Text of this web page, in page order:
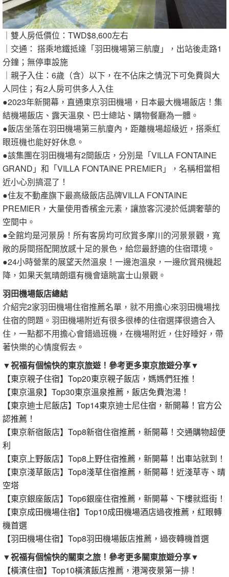
｜雙人房低價位：TWD$8,600左右
｜交通： 搭乘地鐵抵達「羽田機場第三航廈」，出站後走路1
分鐘；無停車設施
｜親子入住：6歲（含）以下，在不佔床之情況下可免費與大
人同住；有2人房可供多人入住
●2023年新開幕，直通東京羽田機場，日本最大機場飯店！集
結機場飯店、露天溫泉、巴士總站、購物餐廳為一體。
●飯店坐落在羽田機場第三航廈內，距離機場超級近，搭乘紅
眼班機也能好好休息。
●該集團在羽田機場有2間飯店，分別是「VILLA FONTAINE
GRAND」和「VILLA FONTAINE PREMIER」，名稱相當相
近小心別搞混了！
●住友不動產旗下最高級飯店品牌VILLA FONTAINE
PREMIER，大量使用香檳金元素，讓旅客沉浸於低調奢華的
空間中。
●全館均是河景房！所有客房均可欣賞多摩川的河景景觀，寬
敞的房間搭配開放感十足的景色，給您最舒適的住宿環境。
●24小時營業的展望天然溫泉！一邊泡溫泉，一邊欣賞飛機起
降，如果天氣晴朗還有機會遠眺富士山景觀。
羽田機場飯店總結
介紹完2家羽田機場住宿推薦名單，就不用擔心來羽田機場找
住宿的問題。羽田機場附近有很多很棒的住宿選擇很適合入
住，一點都不用擔心會錯過班機，在機場附近，住好睡好，帶
著快樂的心情度假去。
▼祝福有個愉快的東京旅遊！參考更多東京旅遊分享▼
【東京親子住宿】Top20東京親子飯店，媽媽們狂推！
【東京溫泉】Top30東京溫泉推薦，飯店免費泡湯！
【東京迪士尼飯店】Top14東京迪士尼住宿，新開幕！官方公
認推薦！
【東京新宿飯店】Top8新宿住宿推薦，新開幕！交通購物超便
利
【東京上野飯店】Top8上野住宿推薦，新開幕！出車站就到！
【東京淺草飯店】Top8淺草住宿推薦，新開幕！近淺草寺、晴
空塔
【東京銀座飯店】Top6銀座住宿推薦，新開幕、下樓就逛街！
【東京成田機場住宿】Top10成田機場酒店過夜推薦，紅眼轉
機首選
【羽田機場住宿】Top8羽田機場飯店推薦，過夜轉機首選
▼祝福有個愉快的關東之旅！參考更多關東旅遊分享▼
【橫濱住宿】Top10橫濱飯店推薦，港灣夜景第一排！